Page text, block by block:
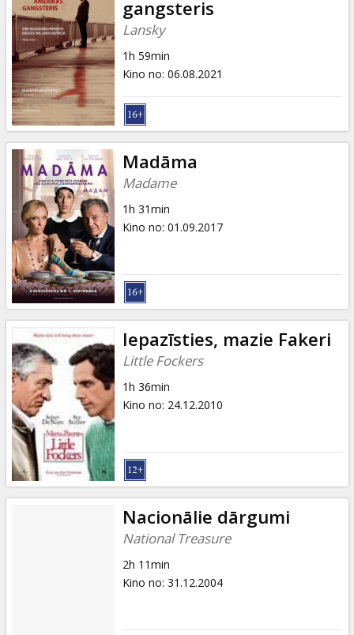
gangsteris
Lansky
1h 59min
Kino no: 06.08.2021
Madāma
Madame
1h 31min
Kino no: 01.09.2017
Iepazīsties, mazie Fakeri
Little Fockers
1h 36min
Kino no: 24.12.2010
Nacionālie dārgumi
National Treasure
2h 11min
Kino no: 31.12.2004